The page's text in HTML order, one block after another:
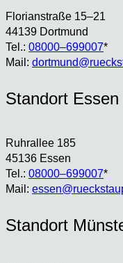
Flo­ri­an­stra­ße 15–21
44139 Dort­mund
Tel.: 08000–699007*
Mail:
Stand­ort Essen
Ruhr­al­lee 185
45136 Essen
Tel.: 08000–699007*
Mail:
Stand­ort